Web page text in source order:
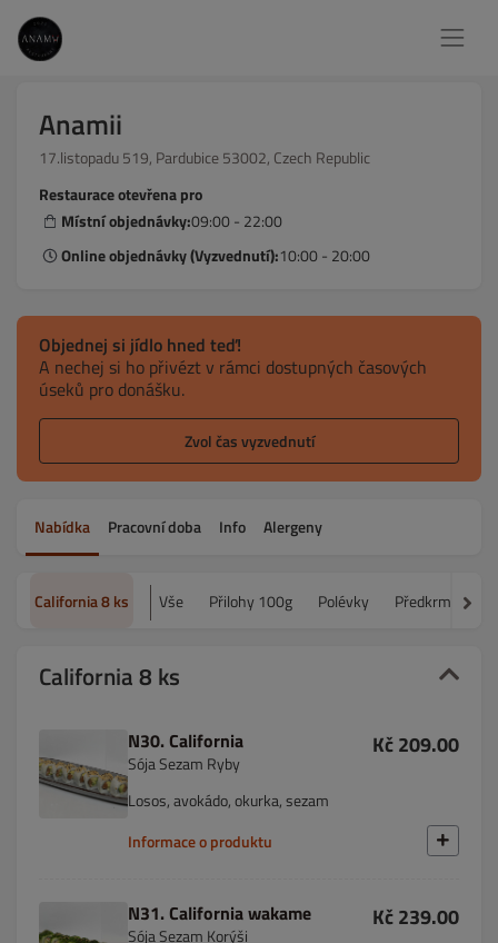
Anamii
17.listopadu 519, Pardubice 53002, Czech Republic
Restaurace otevřena pro
Místní objednávky:09:00 - 22:00
Online objednávky (Vyzvednutí):10:00 - 20:00
Objednej si jídlo hned teď!
A nechej si ho přivézt v rámci dostupných časových
úseků pro donášku.
Zvol čas vyzvednutí
Nabídka Pracovní doba Info Alergeny
California 8 ks Vše Přilohy 100g Polévky Předkrmy
California 8 ks
N30. California
Sója Sezam Ryby
Kč 209.00
Losos, avokádo, okurka, sezam
Informace o produktu
N31. California wakame
Sója Sezam Korýši
Kč 239.00